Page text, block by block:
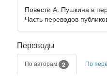
Повести А. Пушкина в
Часть переводов
Переводы
По авторам 2 По